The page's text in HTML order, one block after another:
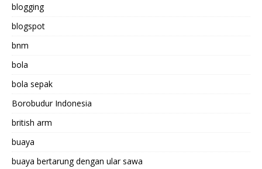
blogging
blogspot
bnm
bola
bola sepak
Borobudur Indonesia
british arm
buaya
buaya bertarung dengan ular sawa